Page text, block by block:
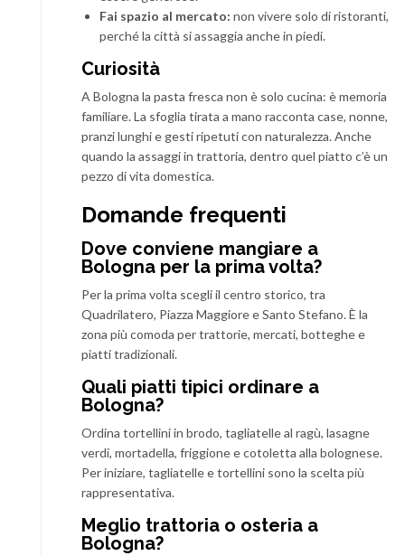
Fai spazio al mercato: non vivere solo di ristoranti,
perché la città si assaggia anche in piedi.
Curiosità
A Bologna la pasta fresca non è solo cucina: è memoria
familiare. La sfoglia tirata a mano racconta case, nonne,
pranzi lunghi e gesti ripetuti con naturalezza. Anche
quando la assaggi in trattoria, dentro quel piatto c’è un
pezzo di vita domestica.
Domande frequenti
Dove conviene mangiare a
Bologna per la prima volta?
Per la prima volta scegli il centro storico, tra
Quadrilatero, Piazza Maggiore e Santo Stefano. È la
zona più comoda per trattorie, mercati, botteghe e
piatti tradizionali.
Quali piatti tipici ordinare a
Bologna?
Ordina tortellini in brodo, tagliatelle al ragù, lasagne
verdi, mortadella, friggione e cotoletta alla bolognese.
Per iniziare, tagliatelle e tortellini sono la scelta più
rappresentativa.
Meglio trattoria o osteria a
Bologna?